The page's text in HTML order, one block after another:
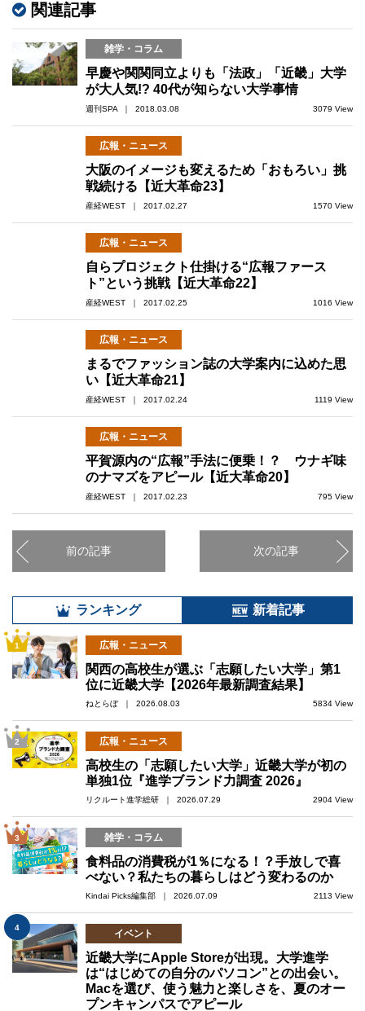
関連記事
雑学・コラム
早慶や関関同立よりも「法政」「近畿」大学
が大人気!? 40代が知らない大学事情
週刊SPA ｜ 2018.03.08 3079 View
広報・ニュース
大阪のイメージも変えるため「おもろい」挑
戦続ける【近大革命23】
産経WEST ｜ 2017.02.27 1570 View
広報・ニュース
自らプロジェクト仕掛ける“広報ファース
ト”という挑戦【近大革命22】
産経WEST ｜ 2017.02.25 1016 View
広報・ニュース
まるでファッション誌の大学案内に込めた思
い【近大革命21】
産経WEST ｜ 2017.02.24 1119 View
広報・ニュース
平賀源内の“広報”手法に便乗！？ ウナギ味
のナマズをアピール【近大革命20】
産経WEST ｜ 2017.02.23 795 View
前の記事 次の記事
ランキング 新着記事
1 広報・ニュース
関西の高校生が選ぶ「志願したい大学」第1
位に近畿大学【2026年最新調査結果】
ねとらぼ ｜ 2026.08.03 5834 View
2 広報・ニュース
高校生の「志願したい大学」近畿大学が初の
単独1位『進学ブランド力調査 2026』
リクルート進学総研 ｜ 2026.07.29 2904 View
3 雑学・コラム
食料品の消費税が1％になる！？手放しで喜
べない？私たちの暮らしはどう変わるのか
Kindai Picks編集部 ｜ 2026.07.09 2113 View
4
イベント
近畿大学にApple Storeが出現。大学進学
は“はじめての自分のパソコン”との出会い。
Macを選び、使う魅力と楽しさを、夏のオー
プンキャンパスでアピール